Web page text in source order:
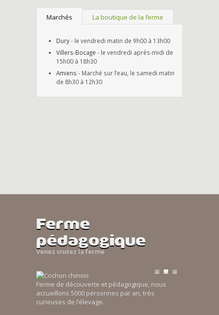
Marchés La boutique de la ferme
Dury- le vendredi matin de 9h00 à 13h00
Villers-Bocage - le vendredi après-midi de
15h00 à 18h30
Amiens - Marché sur l’eau, le samedi matin
de 8h30 à 12h30
Ferme
pédagogique
Venez visitez la ferme
Ferme de découverte et pédagogique, nous
accueillons 5000 personnes par an, trés
curieuses de l’élevage.